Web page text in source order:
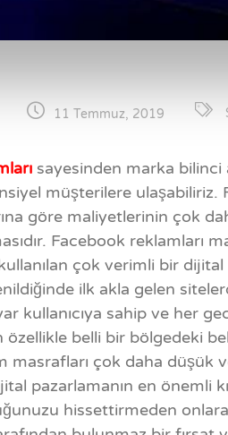
11 Temmuz, 2019
sayesinden marka bilinci
müşterilere ulaşabiliriz.
göre maliyetlerinin çok
Facebook reklamları
çok verimli bir dijital
ilk akla gelen
kullanıcıya sahip ve her
özellikle belli bir bölgedeki
masrafları çok daha düşük
pazarlamanın en önemli
hissettirmeden onlara